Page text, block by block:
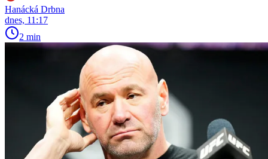
Hanácká Drbna
dnes, 11:17
2 min